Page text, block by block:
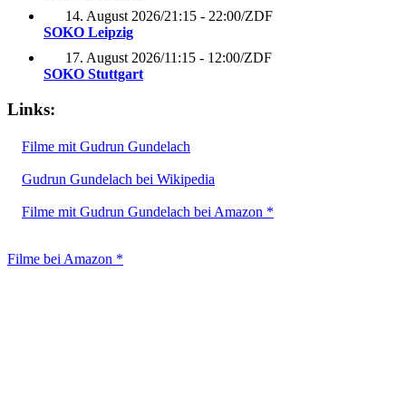
14. August 2026/21:15 - 22:00/ZDF
SOKO Leipzig
17. August 2026/11:15 - 12:00/ZDF
SOKO Stuttgart
Links:
Filme mit Gudrun Gundelach
Gudrun Gundelach bei Wikipedia
Filme mit Gudrun Gundelach bei Amazon *
Filme bei Amazon *